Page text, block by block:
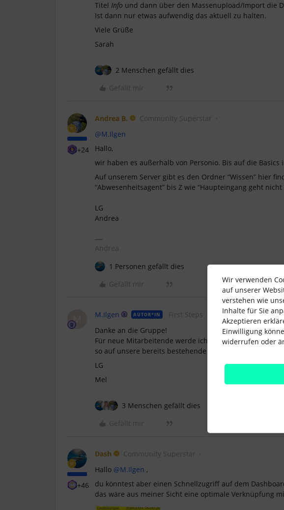
Titel Info und dann über den Massenupload/Import die
Ist dann nur etwas aufwendig das aktuell zu halten.
Viele Grüße
Sarah
2 Menschen gefällt dies
Gefällt mir
+24
Andrea B. Community Superstar
@M.Ilgen
Hallo,
wir haben es außerhalb von Personio. Bis auf die Basics
Auf unserem Server gibt es den Ordner “Wissen” hier
“Abwesenheitsagent” bis Z wie “Haupteingang geht nicht
LG
Andrea
Andrea
1 Personen gefällt dies
Gefällt mir
M M.Ilgen AUTOR*IN First Steps
Danke an die Gruppe!
Für neue Mitarbeitende werde ich über das Onboarding
so auf unsere bereits bestehende Wiki-Seite verweisen.
LG
Mel
3 Menschen gefällt dies
Gefällt mir
+46
Dash Community Superstar
Hallo ​ @M.Ilgen ,
du könntest aber einen Schnellzugriff auf dem
das wäre aus meiner Sicht eine optimale Verknüpfung
Wir verwenden
auf unserer
verstehen wie
Inhalte für Sie
Akzeptieren
Einwilligung
widerrufen oder